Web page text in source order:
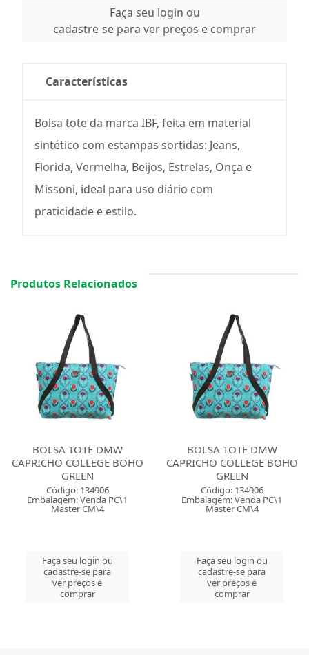
Faça seu login ou
cadastre-se para ver preços e comprar
Características
Bolsa tote da marca IBF, feita em material
sintético com estampas sortidas: Jeans,
Florida, Vermelha, Beijos, Estrelas, Onça e
Missoni, ideal para uso diário com
praticidade e estilo.
Produtos Relacionados
BOLSA TOTE DMW
CAPRICHO COLLEGE BOHO
GREEN
Código: 134906
Embalagem: Venda PC\1
Master CM\4
Faça seu login ou
cadastre-se para
ver preços e
comprar
BOLSA TOTE DMW
CAPRICHO COLLEGE BOHO
GREEN
Código: 134906
Embalagem: Venda PC\1
Master CM\4
Faça seu login ou
cadastre-se para
ver preços e
comprar